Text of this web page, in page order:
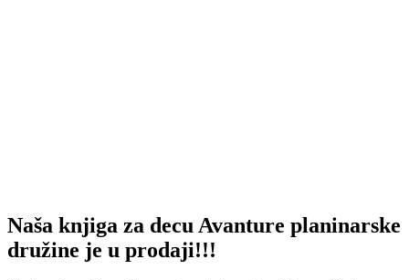
Naša knjiga za decu Avanture planinarske
družine je u prodaji!!!